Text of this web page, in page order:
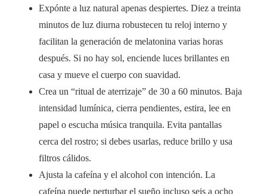
Expónte a luz natural apenas despiertes. Diez a treinta
minutos de luz diurna robustecen tu reloj interno y
facilitan la generación de melatonina varias horas
después. Si no hay sol, enciende luces brillantes en
casa y mueve el cuerpo con suavidad.
Crea un “ritual de aterrizaje” de 30 a 60 minutos. Baja
intensidad lumínica, cierra pendientes, estira, lee en
papel o escucha música tranquila. Evita pantallas
cerca del rostro; si debes usarlas, reduce brillo y usa
filtros cálidos.
Ajusta la cafeína y el alcohol con intención. La
cafeína puede perturbar el sueño incluso seis a ocho